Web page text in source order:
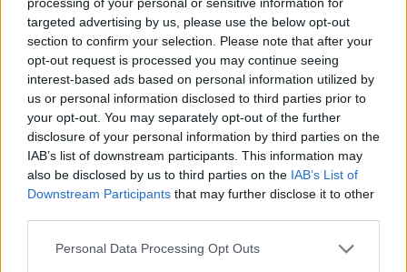
targeted advertising by us, please use the below opt-out
section to confirm your selection. Please note that after your
opt-out request is processed you may continue seeing
interest-based ads based on personal information utilized by
us or personal information disclosed to third parties prior to
your opt-out. You may separately opt-out of the further
disclosure of your personal information by third parties on the
IAB’s list of downstream participants. This information may
also be disclosed by us to third parties on the IAB’s List of
Downstream Participants that may further disclose it to other
Please note that this website/app uses one or more Google
Personal Data Processing Opt Outs
A Godstone, un paesino del Surrey, si è aperta
un’enorme voragine che ha lasciato gli abitanti
senza parole. Le immagini del fenomeno, che ha
catturato l’attenzione dei social media, mostrano la
potenza della natura e gli effetti che può avere
sull’ambiente urbano. Gli esperti sono stati chiamati
a indagare sulle cause di questo evento